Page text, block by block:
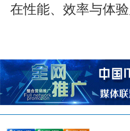
在性能、效率与体